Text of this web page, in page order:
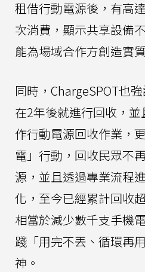
租借行動電源後，有高
次消費，顯示共享設備
能為場域合作方創造實
同時，ChargeSPOT也
在2年後就進行回收，
作行動電源回收作業，
電」行動，回收民眾不
源，並且透過專業流程
化，至今已經累計回收
相當於減少數千支手機
踐「用完不丟、循環再
神。